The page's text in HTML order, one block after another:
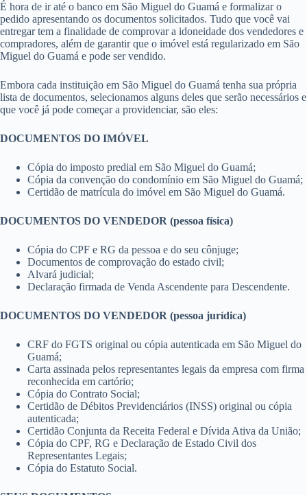
você pode ter que entrar em contato com a instituição muitas vezes
pelos próximos anos. Outra forma de avaliar o banco é na internet, em
sites como Reclame Aqui, por exemplo.
É interessante também acompanhar as notícias, já que o mercado
econômicas e por conta disso os juros costumam variar bastante com o
tempo. E você pode renegociar suas taxas em São Miguel do Guamá
se achar que vale a pena.
3. Como conseguir crédito imobiliário – Procure o banco em PA e faça
É hora de ir até o banco em São Miguel do Guamá e formalizar o
pedido apresentando os documentos solicitados. Tudo que você vai
entregar tem a finalidade de comprovar a idoneidade dos vendedores e
Miguel do Guamá e pode ser vendido.
Embora cada instituição em São Miguel do Guamá tenha sua própria
lista de documentos, selecionamos alguns deles que serão necessários e
que você já pode começar a providenciar, são eles:
Cópia da convenção do condomínio em São Miguel do Guamá;
Certidão de matrícula do imóvel em São Miguel do Guamá.
DOCUMENTOS DO VENDEDOR (pessoa física)
Cópia do CPF e RG da pessoa e do seu cônjuge;
Documentos de comprovação do estado civil;
Alvará judicial;
Declaração firmada de Venda Ascendente para Descendente.